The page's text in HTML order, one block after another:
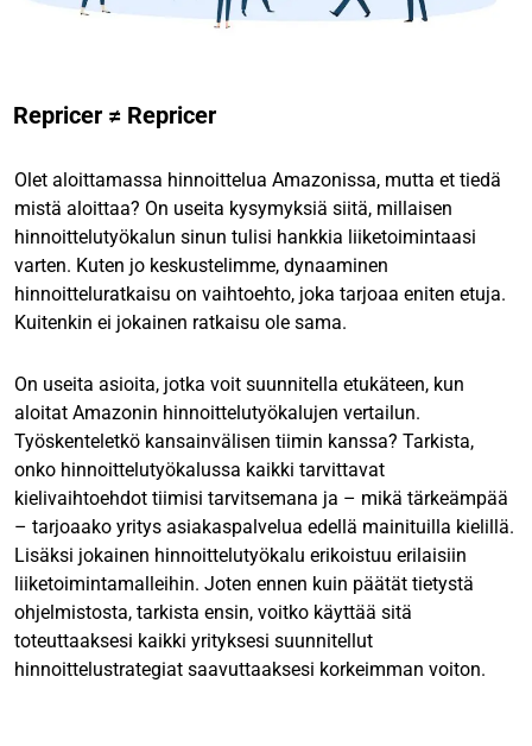
Repricer ≠ Repricer
Olet aloittamassa hinnoittelua Amazonissa, mutta et tiedä
mistä aloittaa? On useita kysymyksiä siitä, millaisen
hinnoittelutyökalun sinun tulisi hankkia liiketoimintaasi
varten. Kuten jo keskustelimme, dynaaminen
hinnoitteluratkaisu on vaihtoehto, joka tarjoaa eniten etuja.
Kuitenkin ei jokainen ratkaisu ole sama.
On useita asioita, jotka voit suunnitella etukäteen, kun
aloitat Amazonin hinnoittelutyökalujen vertailun.
Työskenteletkö kansainvälisen tiimin kanssa? Tarkista,
onko hinnoittelutyökalussa kaikki tarvittavat
kielivaihtoehdot tiimisi tarvitsemana ja – mikä tärkeämpää
– tarjoaako yritys asiakaspalvelua edellä mainituilla kielillä.
Lisäksi jokainen hinnoittelutyökalu erikoistuu erilaisiin
liiketoimintamalleihin. Joten ennen kuin päätät tietystä
ohjelmistosta, tarkista ensin, voitko käyttää sitä
toteuttaaksesi kaikki yrityksesi suunnitellut
hinnoittelustrategiat saavuttaaksesi korkeimman voiton.